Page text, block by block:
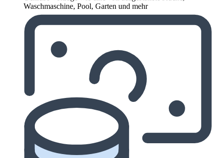
Waschmaschine, Pool, Garten und mehr